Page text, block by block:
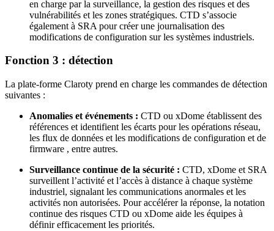
en charge par la surveillance, la gestion des risques et des
vulnérabilités et les zones stratégiques. CTD s’associe
également à SRA pour créer une journalisation des
modifications de configuration sur les systèmes industriels.
Fonction 3 : détection
La plate-forme Claroty prend en charge les commandes de détection
suivantes :
Anomalies et événements : CTD ou xDome établissent des
références et identifient les écarts pour les opérations réseau,
les flux de données et les modifications de configuration et de
firmware , entre autres.
Surveillance continue de la sécurité : CTD, xDome et SRA
surveillent l’activité et l’accès à distance à chaque système
industriel, signalant les communications anormales et les
activités non autorisées. Pour accélérer la réponse, la notation
continue des risques CTD ou xDome aide les équipes à
définir efficacement les priorités.